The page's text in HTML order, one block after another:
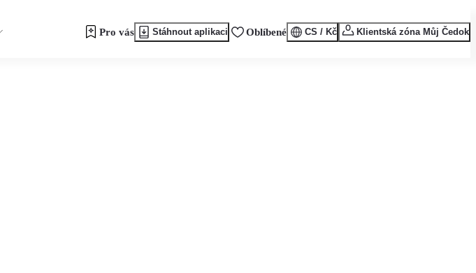
Pro vás Stáhnout aplikaci Oblíbené CS / Kč Klientská zóna Můj Čedok